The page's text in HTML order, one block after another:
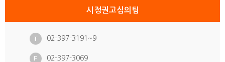
시정권고심의팀
02-397-3191~9
02-397-3069